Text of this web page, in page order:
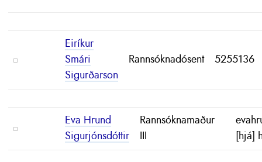
Eiríkur
Smári
Sigurðarson
Rannsóknadósent 5255136
Eva Hrund
Sigurjónsdóttir
Rannsóknamaður
[hjá]